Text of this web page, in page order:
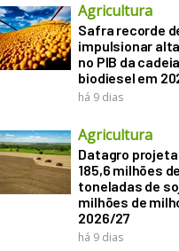
Agricultura
Safra recorde
impulsionar
no PIB da
biodiesel em
há 9 dias
Agricultura
Datagro
185,6 milhões
toneladas de
milhões de
2026/27
há 9 dias